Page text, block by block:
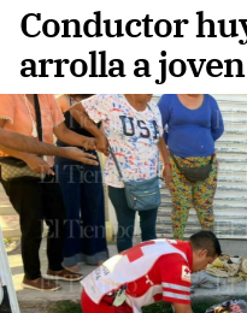
Conductor
arrolla a